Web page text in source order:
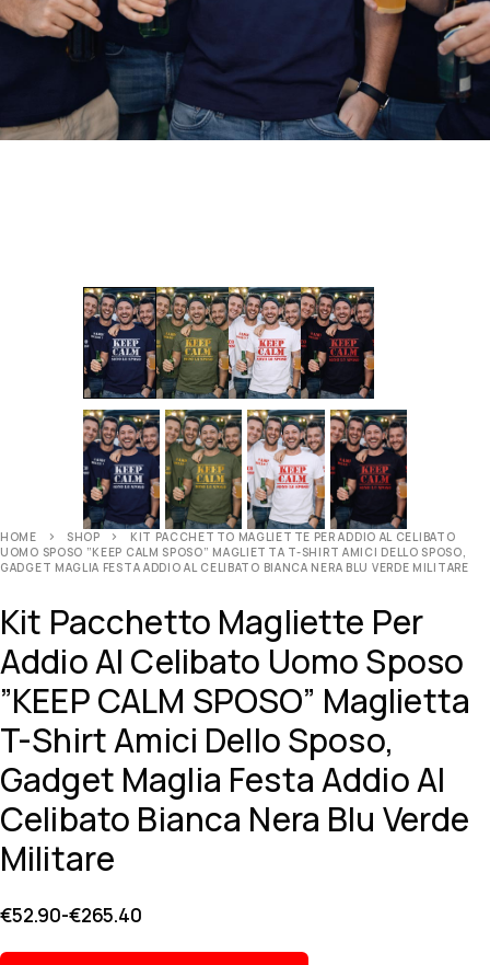
HOME SHOP
KIT PACCHETTO MAGLIETTE PER ADDIO AL CELIBATO
UOMO SPOSO ”KEEP CALM SPOSO” MAGLIETTA T-SHIRT AMICI DELLO SPOSO,
GADGET MAGLIA FESTA ADDIO AL CELIBATO BIANCA NERA BLU VERDE MILITARE
Kit Pacchetto Magliette Per
Addio Al Celibato Uomo Sposo
”KEEP CALM SPOSO” Maglietta
T-Shirt Amici Dello Sposo,
Gadget Maglia Festa Addio Al
Celibato Bianca Nera Blu Verde
Militare
€52.90-€265.40